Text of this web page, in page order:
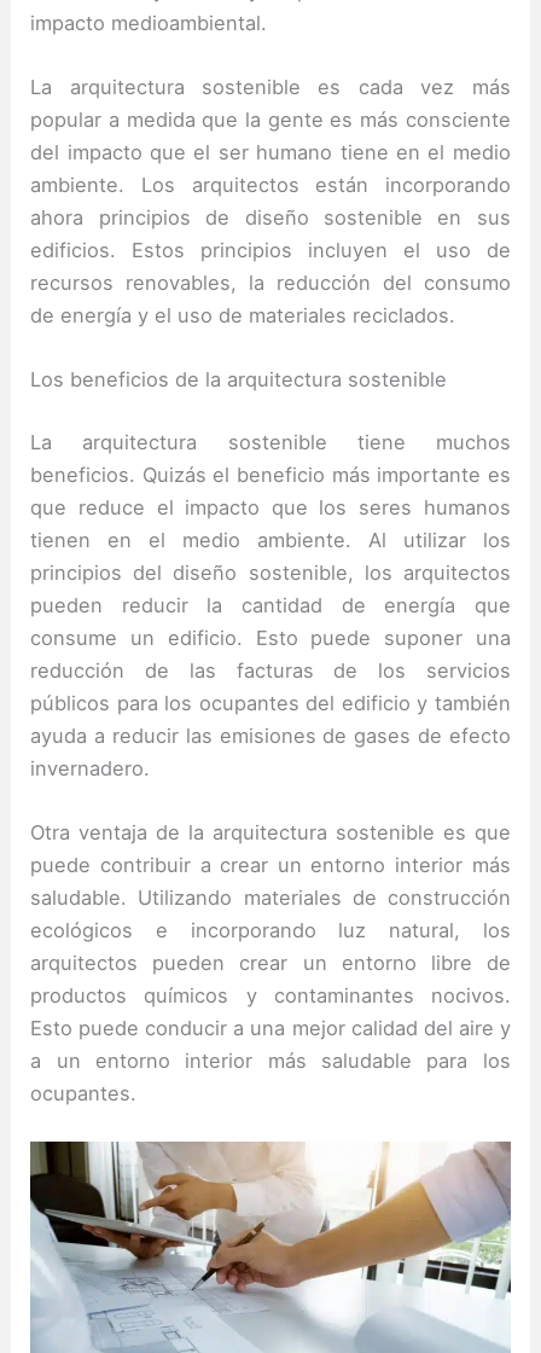
impacto medioambiental.
La arquitectura sostenible es cada vez más
popular a medida que la gente es más consciente
del impacto que el ser humano tiene en el medio
ambiente. Los arquitectos están incorporando
ahora principios de diseño sostenible en sus
edificios. Estos principios incluyen el uso de
recursos renovables, la reducción del consumo
de energía y el uso de materiales reciclados.
Los beneficios de la arquitectura sostenible
La arquitectura sostenible tiene muchos
beneficios. Quizás el beneficio más importante es
que reduce el impacto que los seres humanos
tienen en el medio ambiente. Al utilizar los
principios del diseño sostenible, los arquitectos
pueden reducir la cantidad de energía que
consume un edificio. Esto puede suponer una
reducción de las facturas de los servicios
públicos para los ocupantes del edificio y también
ayuda a reducir las emisiones de gases de efecto
invernadero.
Otra ventaja de la arquitectura sostenible es que
puede contribuir a crear un entorno interior más
saludable. Utilizando materiales de construcción
ecológicos e incorporando luz natural, los
arquitectos pueden crear un entorno libre de
productos químicos y contaminantes nocivos.
Esto puede conducir a una mejor calidad del aire y
a un entorno interior más saludable para los
ocupantes.